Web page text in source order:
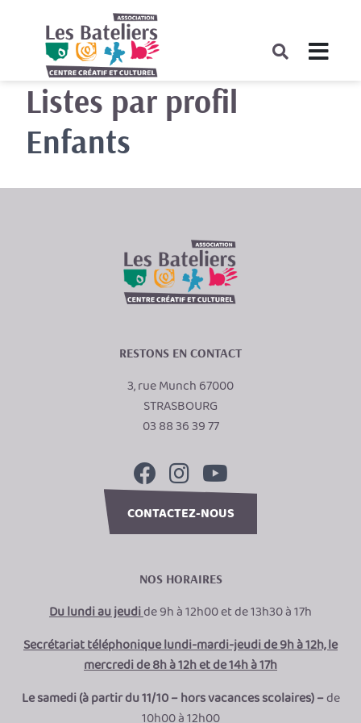
Listes par profil
Enfants
RESTONS EN CONTACT
3, rue Munch 67000
STRASBOURG
03 88 36 39 77
CONTACTEZ-NOUS
NOS HORAIRES
Du lundi au jeudide 9h à 12h00 et de 13h30 à 17h
Secrétariat téléphonique lundi-mardi-jeudi de 9h à 12h, le
mercredi de 8h à 12h et de 14h à 17h
Le samedi (à partir du 11/10 – hors vacances scolaires) –de
10h00 à 12h00